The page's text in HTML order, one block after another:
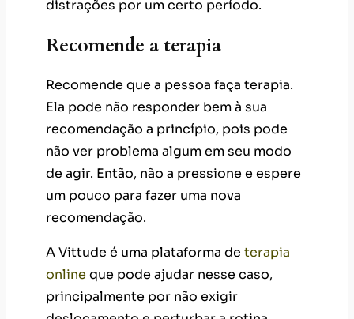
não ver problema algum em seu modo
um pouco para fazer uma nova
recomendação.
A Vittude é uma plataforma deterapia
onlineque pode ajudar nesse caso,
principalmente por não exigir
deslocamento e perturbar a rotina.
Peter Pan pode facilmente conversar
com o psicólogo em um ambiente
virtual seguro e confortável.